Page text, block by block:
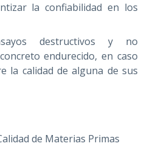
la confiabilidad en los
destructivos y no
endurecido, en caso
la calidad de alguna de sus
de Materias Primas